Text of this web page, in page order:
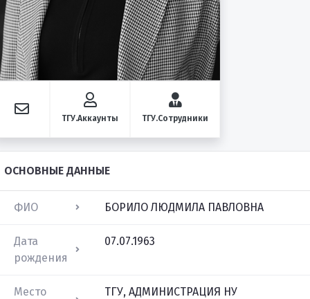
ТГУ.Аккаунты ТГУ.Сотрудники
ОСНОВНЫЕ ДАННЫЕ
ФИО БОРИЛО ЛЮДМИЛА ПАВЛОВНА
Дата
рождения
07.07.1963
Место
ТГУ, АДМИНИСТРАЦИЯ НУ